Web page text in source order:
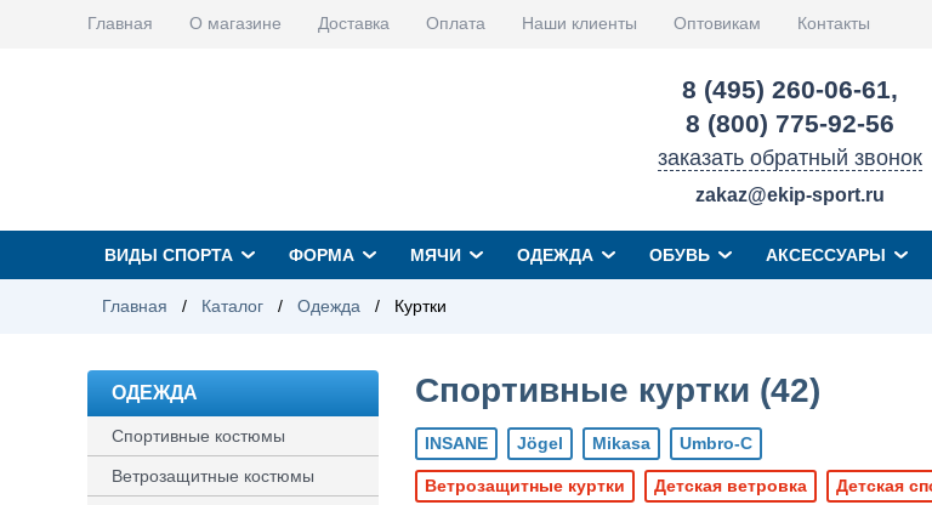
Главная О магазине Доставка Оплата Наши клиенты Оптовикам Контакты
8 (495) 260-06-61,
8 (800) 775-92-56
заказать обратный звонок
zakaz@ekip-sport.ru
ВИДЫ СПОРТА ФОРМА МЯЧИ ОДЕЖДА ОБУВЬ АКСЕССУАРЫ
Главная / Каталог / Одежда / Куртки
ОДЕЖДА
Спортивные костюмы
Ветрозащитные костюмы
Спортивные куртки (42)
INSANE Jögel Mikasa Umbro-C
Ветрозащитные куртки Детская ветровка Детская